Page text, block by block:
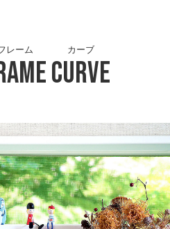
レーム
Curve
カーブ